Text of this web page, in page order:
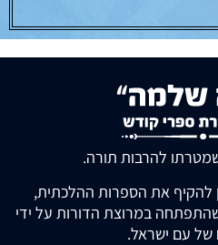
להרבות תורה.
להקיף את הספרות ההלכתית,
במרוצת הדורות על ידי
של עם ישראל.